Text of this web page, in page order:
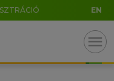
EN
menu